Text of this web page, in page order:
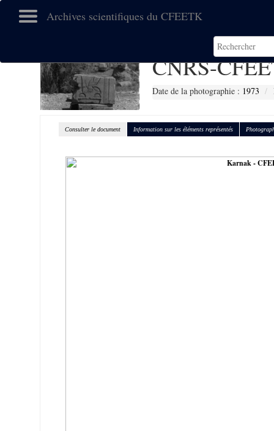
Archives scientifiques du CFEETK
CNRS-
Date de la photographie : 1973
Consulter le document Information sur les éléments représentés